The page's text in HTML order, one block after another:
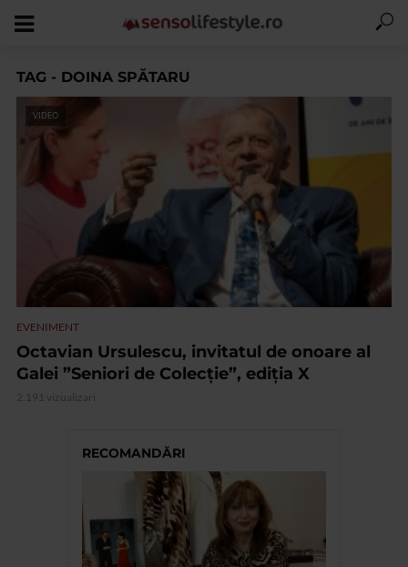
TAG - DOINA SPĂTARU
VIDEO
EVENIMENT
Octavian Ursulescu, invitatul de onoare al
Galei ”Seniori de Colecție”, ediția X
2.191 vizualizari
RECOMANDĂRI